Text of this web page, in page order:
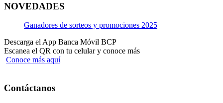
NOVEDADES
Ganadores de sorteos y promociones 2025
Descarga el App Banca Móvil BCP
Escanea el QR con tu celular y conoce más
Conoce más aquí
Contáctanos